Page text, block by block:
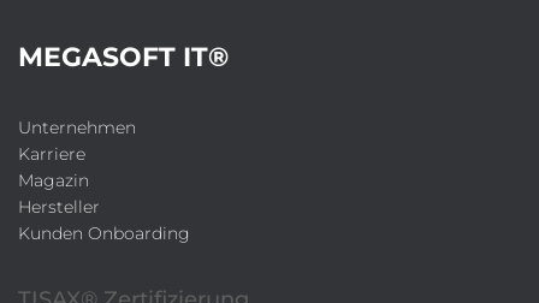
MEGASOFT IT®
Unternehmen
Karriere
Magazin
Hersteller
Kunden Onboarding